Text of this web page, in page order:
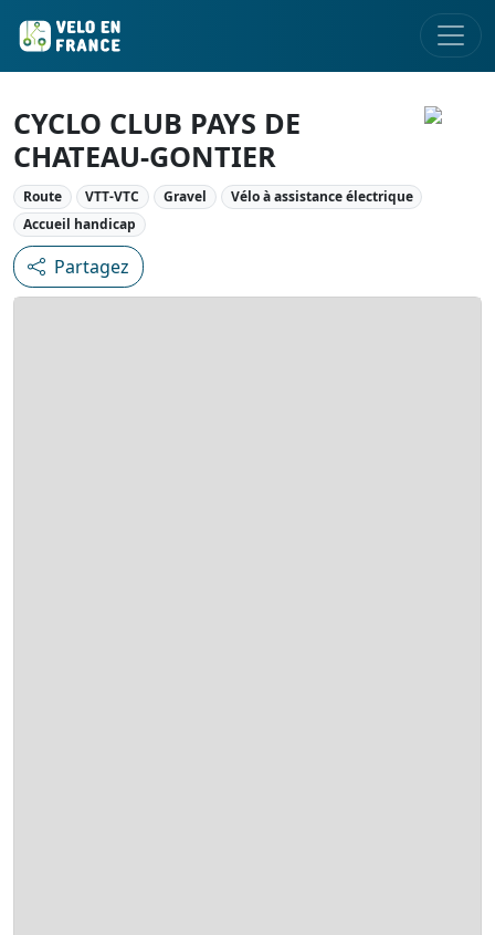
CYCLO CLUB PAYS DE
CHATEAU-GONTIER
Route VTT-VTC Gravel
Vélo à assistance électrique
Accueil handicap
Partagez